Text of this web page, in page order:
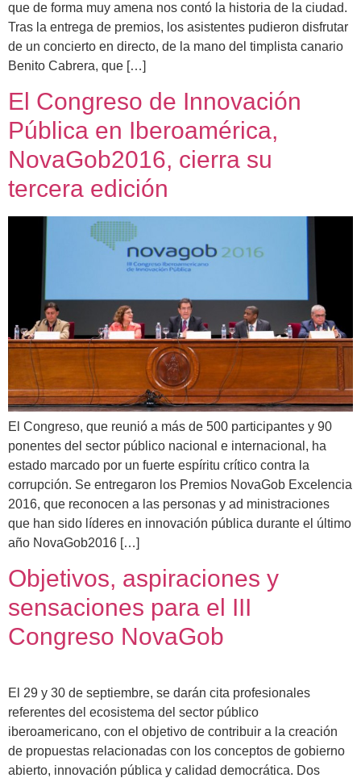
que de forma muy amena nos contó la historia de la ciudad.
Tras la entrega de premios, los asistentes pudieron disfrutar
de un concierto en directo, de la mano del timplista canario
Benito Cabrera, que […]
El Congreso de Innovación
Pública en Iberoamérica,
NovaGob2016, cierra su
tercera edición
El Congreso, que reunió a más de 500 participantes y 90
ponentes del sector público nacional e internacional, ha
estado marcado por un fuerte espíritu crítico contra la
corrupción. Se entregaron los Premios NovaGob Excelencia
2016, que reconocen a las personas y ad ministraciones
que han sido líderes en innovación pública durante el último
año NovaGob2016 […]
Objetivos, aspiraciones y
sensaciones para el III
Congreso NovaGob
El 29 y 30 de septiembre, se darán cita profesionales
referentes del ecosistema del sector público
iberoamericano, con el objetivo de contribuir a la creación
de propuestas relacionadas con los conceptos de gobierno
abierto, innovación pública y calidad democrática. Dos